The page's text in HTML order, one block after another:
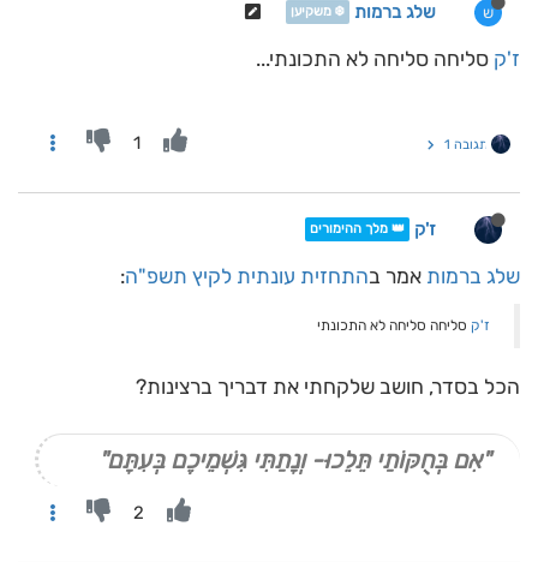
ש שלג ברמות ❄️ משקיען
ז'ק סליחה סליחה לא התכונתי...
תגובה 1 1
ז'ק 👑 מלך ההימורים
שלג ברמות אמר בהתחזית עונתית לקיץ תשפ"ה:
ז'ק סליחה סליחה לא התכונתי
הכל בסדר, חושב שלקחתי את דבריך ברצינות?
"אִם בְּחֻקּוֹתַי תֵּלֵכוּ- וְנָתַתִּי גִּשְׁמֵיכֶם בְּעִתָּם"
2